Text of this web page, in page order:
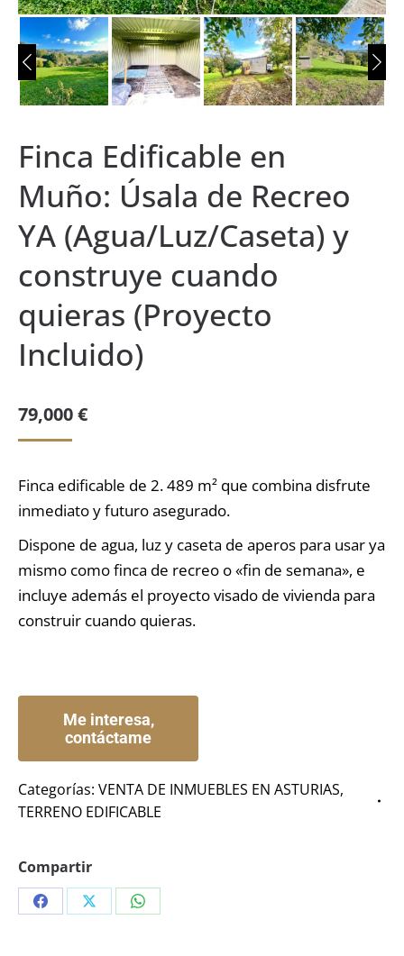
Finca Edificable en
Muño: Úsala de Recreo
YA (Agua/Luz/Caseta) y
construye cuando
quieras (Proyecto
Incluido)
79,000€
Finca edificable de 2. 489 m² que combina disfrute
inmediato y futuro asegurado.
Dispone de agua, luz y caseta de aperos para usar ya
mismo como finca de recreo o «fin de semana», e
incluye además el proyecto visado de vivienda para
construir cuando quieras.
Categorías: VENTA DE INMUEBLES EN ASTURIAS,
TERRENO EDIFICABLE
Compartir
Share Share Share